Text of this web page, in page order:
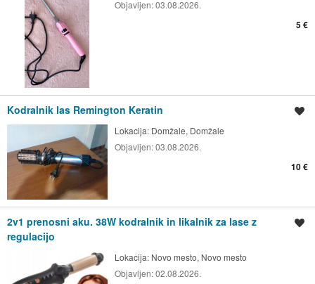
Objavljen:03.08.2026.
5 €
Kodralnik las Remington Keratin
Lokacija: Domžale, Domžale
Objavljen:03.08.2026.
10 €
2v1 prenosni aku. 38W kodralnik in likalnik za lase z
regulacijo
Lokacija: Novo mesto, Novo mesto
Objavljen:02.08.2026.